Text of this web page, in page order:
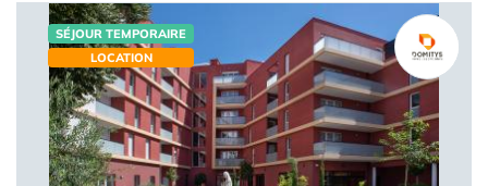
SÉJOUR TEMPORAIRE
LOCATION